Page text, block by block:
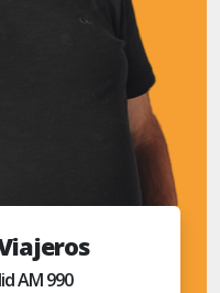
AM 990